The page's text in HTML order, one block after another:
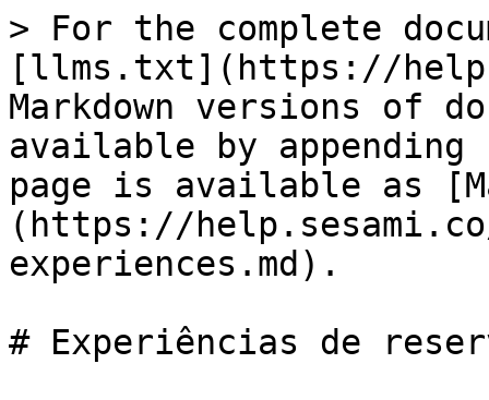
> For the complete
[llms.txt](https://
Markdown versions of
available by
page is available as
(https://
experiences.md).
# Experiências de